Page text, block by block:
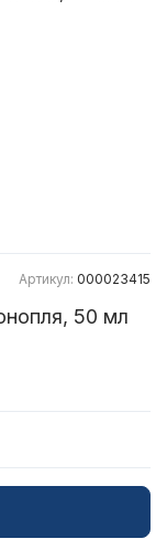
Артикул: 000023415
50 мл